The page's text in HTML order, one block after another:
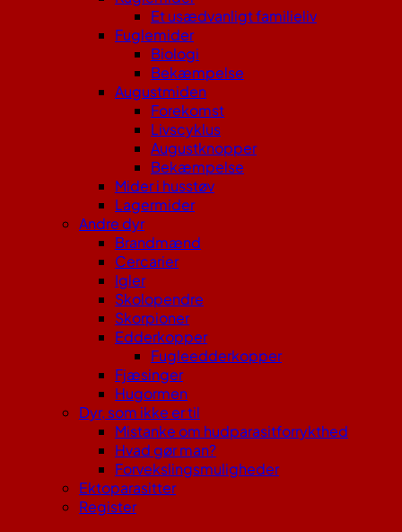
Et usædvanligt familieliv
Fuglemider
Biologi
Bekæmpelse
Augustmiden
Forekomst
Livscyklus
Augustknopper
Bekæmpelse
Mider i husstøv
Lagermider
Andre dyr
Brandmænd
Cercarier
Igler
Skolopendre
Skorpioner
Edderkopper
Fugleedderkopper
Fjæsinger
Hugormen
Dyr, som ikke er til
Mistanke om hudparasitforrykthed
Hvad gør man?
Forvekslingsmuligheder
Ektoparasitter
Register